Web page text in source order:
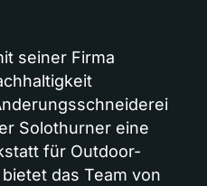
seiner Firma
Solothurner eine
für Outdoor-
das Team von